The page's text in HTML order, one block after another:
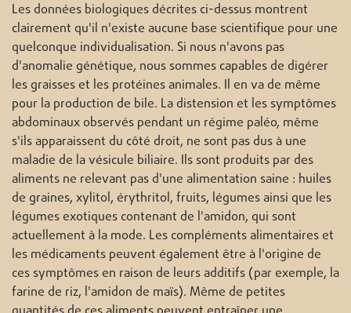
Les données biologiques décrites ci-dessus montrent
clairement qu'il n'existe aucune base scientifique pour une
quelconque individualisation. Si nous n'avons pas
d'anomalie génétique, nous sommes capables de digérer
les graisses et les protéines animales. Il en va de même
pour la production de bile. La distension et les symptômes
abdominaux observés pendant un régime paléo, même
s'ils apparaissent du côté droit, ne sont pas dus à une
maladie de la vésicule biliaire. Ils sont produits par des
aliments ne relevant pas d'une alimentation saine : huiles
de graines, xylitol, érythritol, fruits, légumes ainsi que les
légumes exotiques contenant de l'amidon, qui sont
actuellement à la mode. Les compléments alimentaires et
les médicaments peuvent également être à l'origine de
ces symptômes en raison de leurs additifs (par exemple, la
farine de riz, l'amidon de maïs). Même de petites